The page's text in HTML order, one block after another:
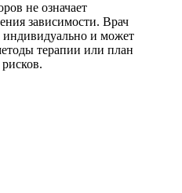
не означает
зависимости. Врач
индивидуально и может
терапии или план